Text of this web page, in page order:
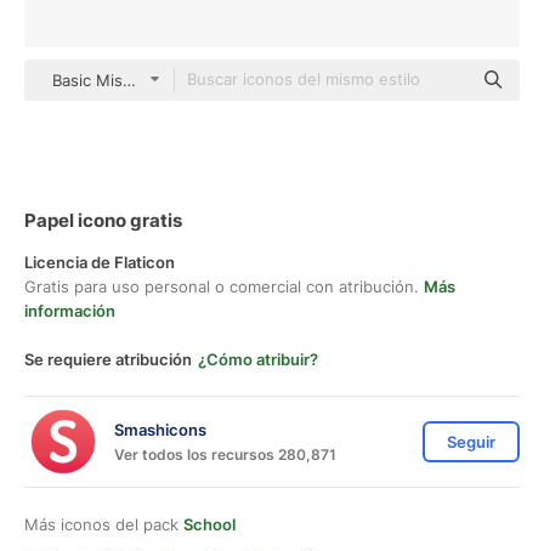
Basic Miscellany Lineal Color
Papel icono gratis
Licencia de Flaticon
Gratis para uso personal o comercial con atribución. Más
información
Se requiere atribución ¿Cómo atribuir?
Smashicons
Ver todos los recursos 280,871
Seguir
Más iconos del pack School